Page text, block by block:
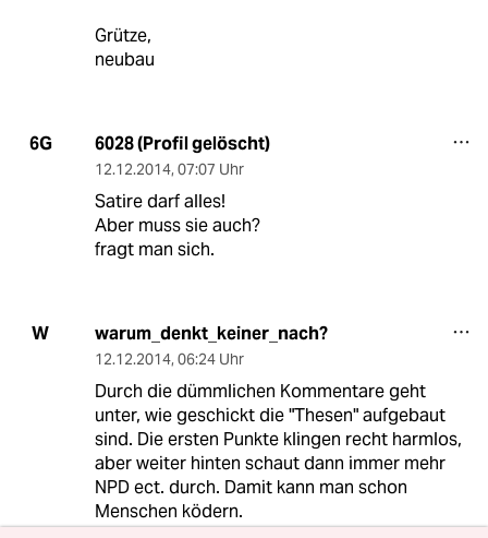
Grütze,
neubau
6G 6028 (Profil gelöscht)
12.12.2014, 07:07 Uhr
Satire darf alles!
Aber muss sie auch?
fragt man sich.
W warum_denkt_keiner_nach?
12.12.2014, 06:24 Uhr
Durch die dümmlichen Kommentare geht
unter, wie geschickt die "Thesen" aufgebaut
sind. Die ersten Punkte klingen recht harmlos,
aber weiter hinten schaut dann immer mehr
NPD ect. durch. Damit kann man schon
Menschen ködern.